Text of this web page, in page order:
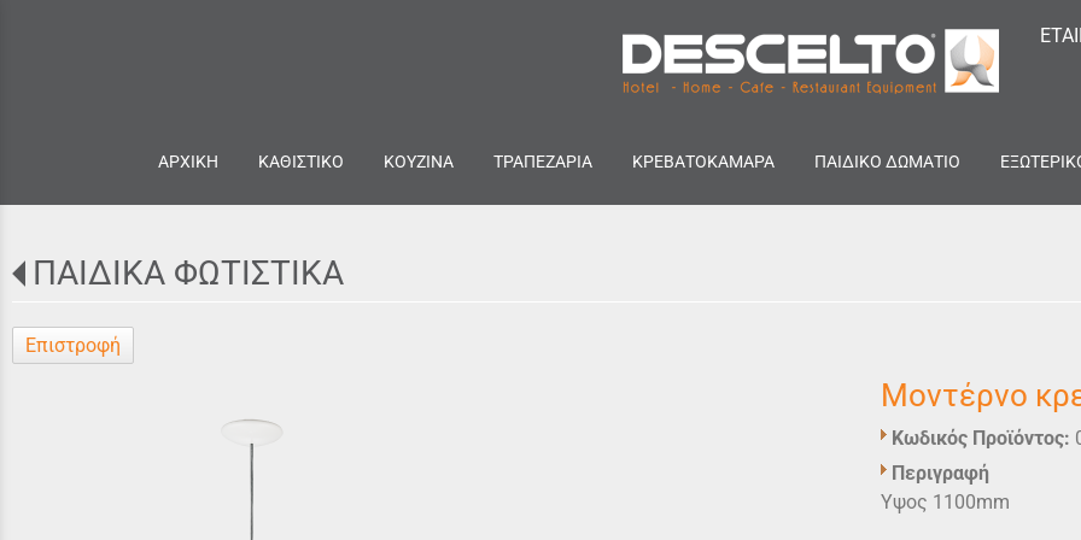
ΑΡΧΙΚΗ ΚΑΘΙΣΤΙΚΟ ΚΟΥΖΙΝΑ ΤΡΑΠΕΖΑΡΙΑ ΚΡΕΒΑΤΟΚΑΜΑΡΑ ΠΑΙΔΙΚΟ ΔΩΜΑΤΙΟ
ΠΑΙΔΙΚΑ ΦΩΤΙΣΤΙΚΑ
Επιστροφή
Μοντέρνο
Κωδικός Προϊόντος:
Περιγραφή
Υψος 1100mm